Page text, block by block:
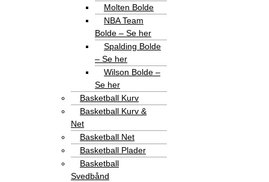
Molten Bolde
NBA Team
Bolde – Se her
Spalding Bolde
– Se her
Wilson Bolde –
Se her
Basketball Kurv
Basketball Kurv &
Net
Basketball Net
Basketball Plader
Basketball
Svedbånd